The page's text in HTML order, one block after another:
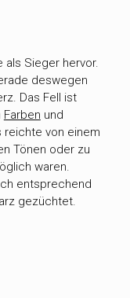
Sieger hervor.
deswegen
Das Fell ist
Farben und
reichte von einem
Tönen oder zu
waren.
entsprechend
gezüchtet.